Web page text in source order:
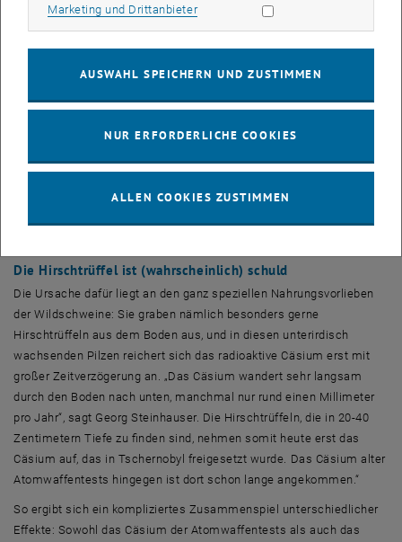
Cäsium-135 genau zu quantifizieren, ist aber sehr schwer. „Weil es
Steinhauser. „Man muss mit Methoden der Massenspektrometrie
arbeiten und relativ großen Aufwand treiben, um es präzise von
in Mitteleuropa aus Tschernobyl stammen, ist der Anteil in den
Wildschweinproben viel geringer. Stattdessen ist ein großer Teil des
Die Hirschtrüffel ist (wahrscheinlich) schuld
Die Ursache dafür liegt an den ganz speziellen Nahrungsvorlieben
der Wildschweine: Sie graben nämlich besonders gerne
Hirschtrüffeln aus dem Boden aus, und in diesen unterirdisch
wachsenden Pilzen reichert sich das radioaktive Cäsium erst mit
großer Zeitverzögerung an. „Das Cäsium wandert sehr langsam
durch den Boden nach unten, manchmal nur rund einen Millimeter
pro Jahr“, sagt Georg Steinhauser. Die Hirschtrüffeln, die in 20-40
Zentimetern Tiefe zu finden sind, nehmen somit heute erst das
Cäsium auf, das in Tschernobyl freigesetzt wurde. Das Cäsium alter
Atomwaffentests hingegen ist dort schon lange angekommen.“
So ergibt sich ein kompliziertes Zusammenspiel unterschiedlicher
Effekte: Sowohl das Cäsium der Atomwaffentests als auch das
Marketing und DrittanbieterMarketing Cookies zulassen
AUSWAHL SPEICHERN UND ZUSTIMMEN
NUR ERFORDERLICHE COOKIES
ALLEN COOKIES ZUSTIMMEN